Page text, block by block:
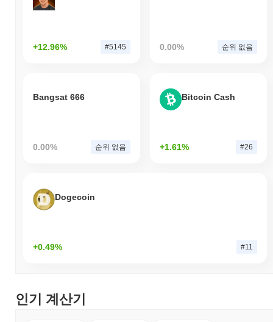
+12.96% #5145 0.00% 순위 없음
Bangsat 666
0.00% 순위 없음
Bitcoin Cash
+1.61% #26
Dogecoin
+0.49% #11
인기 계산기